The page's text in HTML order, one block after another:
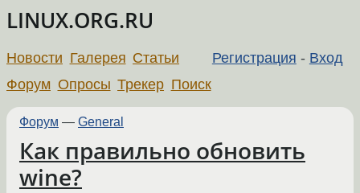
LINUX.ORG.RU
Регистрация - Вход
Новости Галерея Статьи
Форум Опросы Трекер Поиск
Форум — General
Как правильно обновить
wine?